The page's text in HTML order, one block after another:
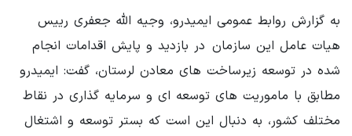
‌به گزارش روابط عمومی ایمیدرو، وجیه الله جعفری رییس
هیات عامل این سازمان در بازدید و پایش اقدامات انجام
شده در توسعه زیرساخت های معادن لرستان، گفت: ایمیدرو
مطابق با ماموریت های توسعه ای و سرمایه گذاری در نقاط
مختلف کشور، به دنبال این است که بستر توسعه و اشتغال